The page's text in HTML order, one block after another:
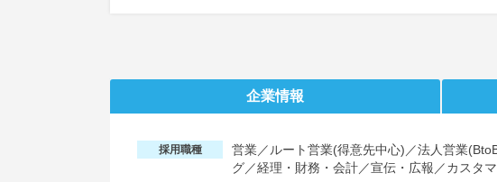
企業情報
採用職種
営業／ルート営業(得意先中心)／法人営業
グ／経理・財務・会計／宣伝・広報／カスタ